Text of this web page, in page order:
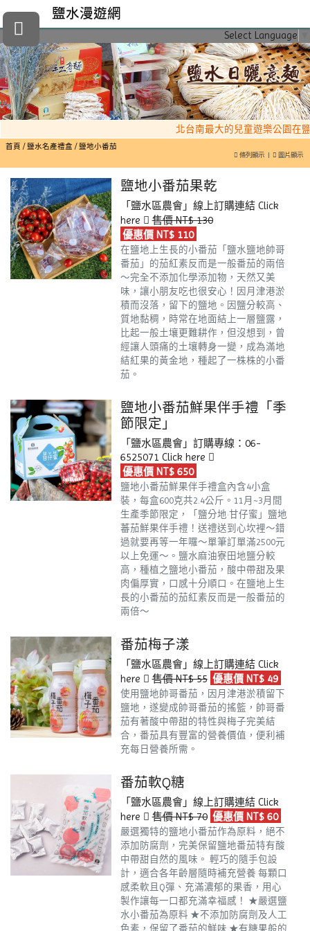
Select Language
鹽水漫遊網
北台南最大的兒童遊樂公園在
首頁 鹽水名產禮盒 鹽地小番茄
條列顯示 圖片顯示
鹽地小番茄果乾
「鹽水區農會」線上訂購連結 Click
here
售價 NT$ 130
優惠價 NT$ 110
在鹽地上生長的小番茄「鹽水鹽地帥哥
番茄」的茄紅素反而是一般番茄的兩倍
～完全不添加化學添加物，天然又美
味，讓小朋友吃也很安心！因月津港淤
積而沒落，留下的鹽地。因鹽分較高、
質地黏稠，時常在地面結上一層鹽露，
比起一般土壤更難耕作，但沒想到，曾
經讓人頭痛的土壤轉身一變，成為滿地
結紅果的黃金地，種起了一株株的小番
茄。
鹽地小番茄鮮果伴手禮「季
節限定」
「鹽水區農會」訂購專線：06-
6525071 Click here
優惠價 NT$ 650
鹽地小番茄鮮果伴手禮盒內含4小盒
裝，每盒600克共2.4公斤。11月~3月間
生產季節限定，「鹽分地·甘仔蜜」鹽地
蕃茄鮮果伴手禮！送禮送到心坎裡～錯
過就要再等一年囉～單筆訂單滿2500元
以上免運～。鹽水麻油寮田地鹽分較
高，種植之鹽地小番茄，酸中帶甜及果
肉偏厚實，口感十分順口。在鹽地上生
長的小番茄的茄紅素反而是一般番茄的
兩倍～
番茄梅子漾
「鹽水區農會」線上訂購連結 Click
here
售價 NT$ 55 優惠價 NT$ 49
使用鹽地帥哥番茄，因月津港淤積留下
鹽地，遂變成帥哥番茄的搖籃，帥哥番
茄有著酸中帶甜的特性與梅子完美結
合，番茄具有豐富的營養價值，便利補
充每日營養所需。
番茄軟Q糖
「鹽水區農會」線上訂購連結 Click
here
售價 NT$ 70 優惠價 NT$ 60
嚴選獨特的鹽地小番茄作為原料，絕不
添加防腐劑，完美保留鹽地番茄特有酸
中帶甜自然的風味。 輕巧的隨手包設
計，適合各年齡層隨時補充營養 每顆口
感柔軟且Q彈、充滿濃郁的果香，用心
製作讓每一口都充滿幸福感！
★嚴選鹽
水小番茄為原料 ★不添加防腐劑及人工
色素，保留了番茄的鮮味 ★有糖果般的